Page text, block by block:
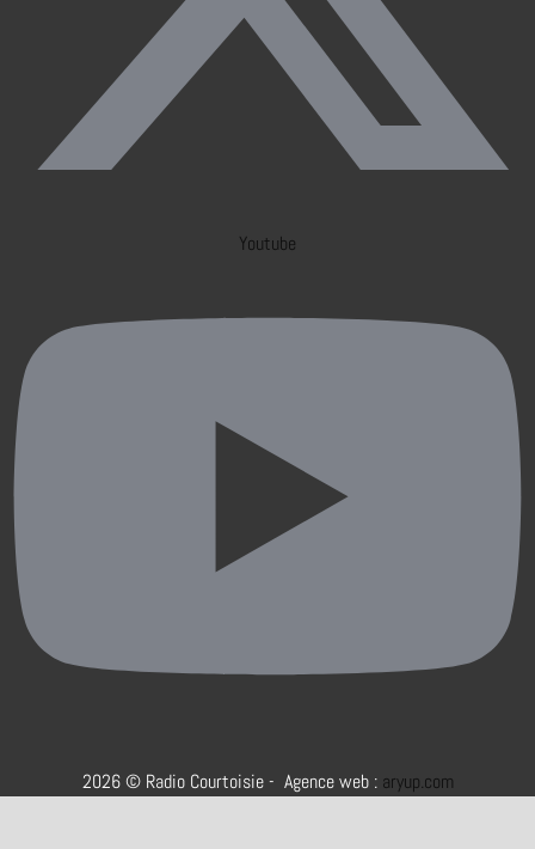
Youtube
2026 © Radio Courtoisie - Agence web : aryup.com